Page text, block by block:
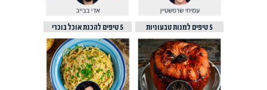
5 טיפים למנות טבעוניות 5 טיפים להכנת אוכל בוכרי